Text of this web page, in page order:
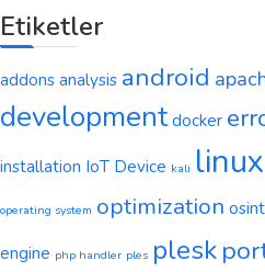
Etiketler
addons analysis android
development docker
installation IoT Device kali linux
operating system optimization osint
engine php handler ples plesk